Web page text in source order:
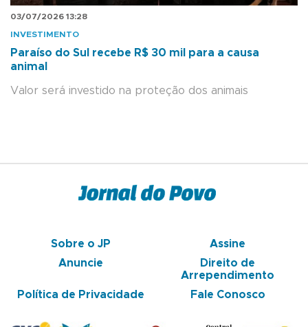
03/07/2026 13:28
INVESTIMENTO
Paraíso do Sul recebe R$ 30 mil para a causa
animal
Valor será investido na proteção dos animais
Sobre o JP
Assine
Anuncie
Direito de
Arrependimento
Política de Privacidade
Fale Conosco